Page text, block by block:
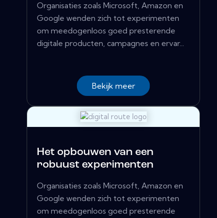
Organisaties zoals Microsoft, Amazon en
Google wenden zich tot experimenten
om meedogenloos goed presterende
digitale producten, campagnes en ervar...
Bekijk meer
Het opbouwen van een
robuust experimenten
Organisaties zoals Microsoft, Amazon en
Google wenden zich tot experimenten
om meedogenloos goed presterende